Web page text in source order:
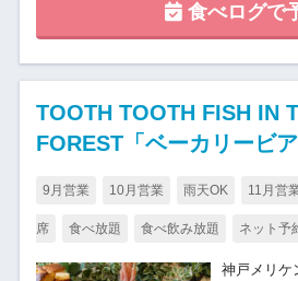
食べログで
TOOTH TOOTH FISH IN
FOREST「ベーカリービア
9月営業 10月営業 雨天OK 11月営
席 食べ放題 食べ飲み放題 ネット予
神戸メリケ